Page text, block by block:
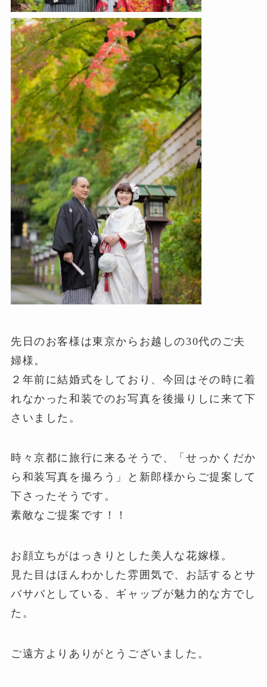
先日のお客様は東京からお越しの30代のご夫
婦様。
２年前に結婚式をしており、今回はその時に着
れなかった和装でのお写真を後撮りしに来て下
さいました。
時々京都に旅行に来るそうで、「せっかくだか
ら和装写真を撮ろう」と新郎様からご提案して
下さったそうです。
素敵なご提案です！！
お顔立ちがはっきりとした美人な花嫁様。
見た目はほんわかした雰囲気で、お話するとサ
バサバとしている、ギャップが魅力的な方でし
た。
ご遠方よりありがとうございました。